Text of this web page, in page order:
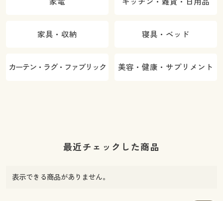
家具・収納 寝具・ベッド
カーテン・ラグ・ファブリック 美容・健康・サプリメント
最近チェックした商品
表示できる商品がありません。